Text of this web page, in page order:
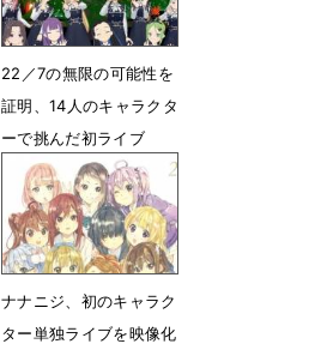
1月17日 23時44分
22／7の無限の可能性を
証明、14人のキャラクタ
ーで挑んだ初ライブ
12月26日 19時02分
ナナニジ、初のキャラク
ター単独ライブを映像化